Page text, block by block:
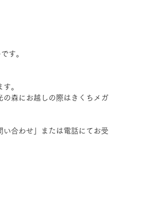
す。
。
の森にお越しの際はきくちメガ
合わせ」または電話にてお受